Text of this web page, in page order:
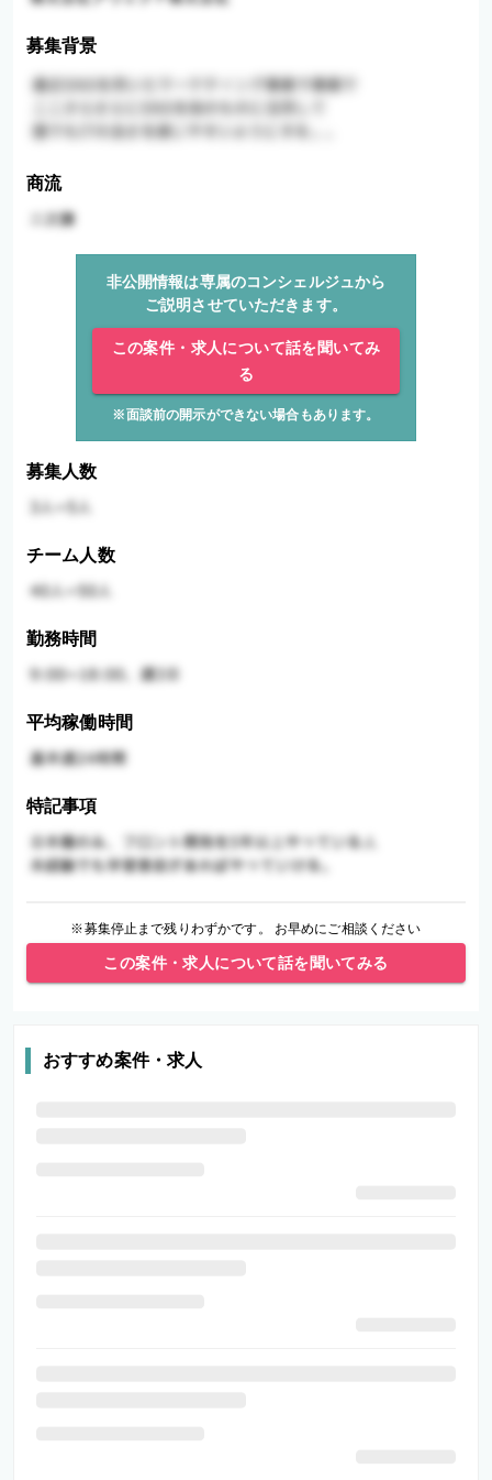
募集背景
商流
非公開情報は専属のコンシェルジュから
ご説明させていただきます。
この案件・求人について話を聞いてみ
る
※面談前の開示ができない場合もあります。
募集人数
チーム人数
勤務時間
平均稼働時間
特記事項
※募集停止まで残りわずかです。 お早めにご相談ください
この案件・求人について話を聞いてみる
おすすめ案件・求人